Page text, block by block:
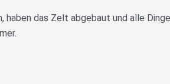
das Zelt abgebaut und alle